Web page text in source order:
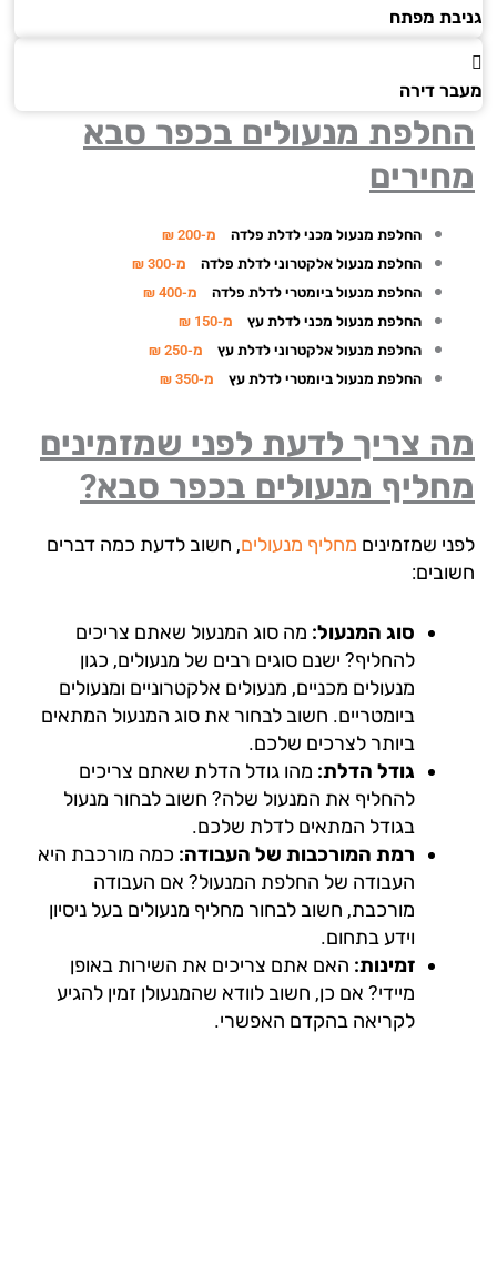
מפתח
דירה
מנעולים בכפר סבא
החלפת מנעול מכני לדלת פלדה
מ-200 ₪
החלפת מנעול אלקטרוני לדלת פלדה
מ-300 ₪
החלפת מנעול ביומטרי לדלת פלדה
מ-400 ₪
החלפת מנעול מכני לדלת עץ
מ-150 ₪
החלפת מנעול אלקטרוני לדלת עץ
מ-250 ₪
החלפת מנעול ביומטרי לדלת עץ
מ-350 ₪
צריך לדעת לפני שמזמינים
מנעולים בכפר סבא?
שמזמיניםמחליף מנעולים, חשוב לדעת כמה דברים
סוג המנעול:מה סוג המנעול שאתם צריכים
להחליף? ישנם סוגים רבים של מנעולים, כגון
מנעולים מכניים, מנעולים אלקטרוניים ומנעולים
ביומטריים. חשוב לבחור את סוג המנעול המתאים
ביותר לצרכים שלכם.
גודל הדלת:מהו גודל הדלת שאתם צריכים
להחליף את המנעול שלה? חשוב לבחור מנעול
בגודל המתאים לדלת שלכם.
רמת המורכבות של העבודה:כמה מורכבת היא
העבודה של החלפת המנעול? אם העבודה
מורכבת, חשוב לבחור מחליף מנעולים בעל ניסיון
וידע בתחום.
זמינות:האם אתם צריכים את השירות באופן
מיידי? אם כן, חשוב לוודא שהמנעולן זמין להגיע
לקריאה בהקדם האפשרי.